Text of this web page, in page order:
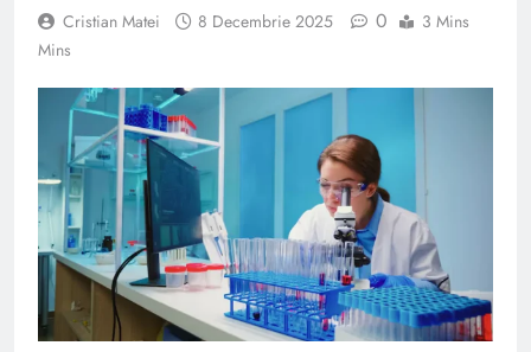
Cristian Matei 8 Decembrie 2025 0
3 Mins
Mins